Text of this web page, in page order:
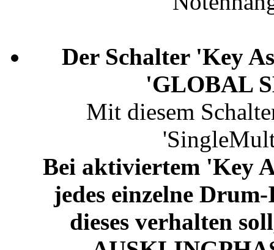
Der Schalter 'Key
'GLOBAL
Mit diesem
Bei aktiviertem 'Key
jedes einzelne
dieses verhalten